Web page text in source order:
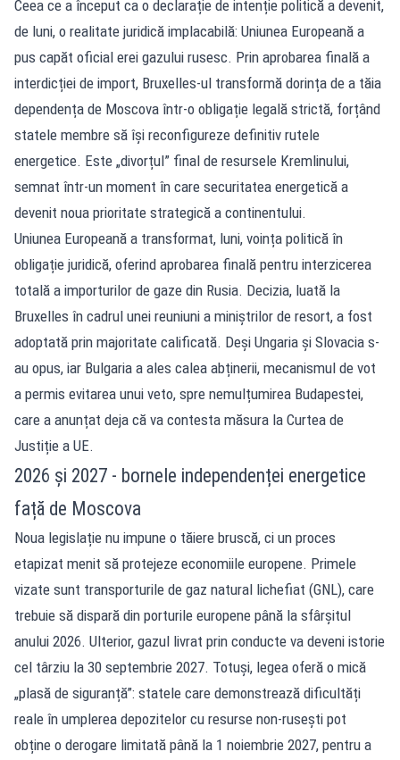
Ceea ce a început ca o declarație de intenție politică a devenit,
de luni, o realitate juridică implacabilă: Uniunea Europeană a
pus capăt oficial erei gazului rusesc. Prin aprobarea finală a
interdicției de import, Bruxelles-ul transformă dorința de a tăia
dependența de Moscova într-o obligație legală strictă, forțând
statele membre să își reconfigureze definitiv rutele
energetice. Este „divorțul” final de resursele Kremlinului,
semnat într-un moment în care securitatea energetică a
devenit noua prioritate strategică a continentului.
Uniunea Europeană a transformat, luni, voința politică în
obligație juridică, oferind aprobarea finală pentru interzicerea
totală a importurilor de gaze din Rusia. Decizia, luată la
Bruxelles în cadrul unei reuniuni a miniștrilor de resort, a fost
adoptată prin majoritate calificată. Deși Ungaria și Slovacia s-
au opus, iar Bulgaria a ales calea abținerii, mecanismul de vot
a permis evitarea unui veto, spre nemulțumirea Budapestei,
care a anunțat deja că va contesta măsura la Curtea de
Justiție a UE.
2026 și 2027 - bornele independenței energetice
față de Moscova
Noua legislație nu impune o tăiere bruscă, ci un proces
etapizat menit să protejeze economiile europene. Primele
vizate sunt transporturile de gaz natural lichefiat (GNL), care
trebuie să dispară din porturile europene până la sfârșitul
anului 2026. Ulterior, gazul livrat prin conducte va deveni istorie
cel târziu la 30 septembrie 2027. Totuși, legea oferă o mică
„plasă de siguranță”: statele care demonstrează dificultăți
reale în umplerea depozitelor cu resurse non-rusești pot
obține o derogare limitată până la 1 noiembrie 2027, pentru a